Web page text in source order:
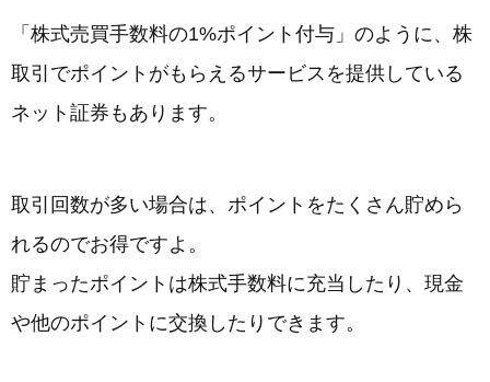
「株式売買手数料の1%ポイント付与」のように、株
取引でポイントがもらえるサービスを提供している
ネット証券もあります。
取引回数が多い場合は、ポイントをたくさん貯めら
れるのでお得ですよ。
貯まったポイントは株式手数料に充当したり、現金
や他のポイントに交換したりできます。